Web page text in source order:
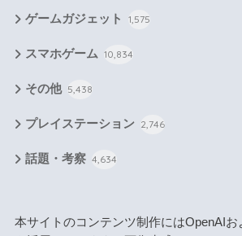
ゲームガジェット 1,575
スマホゲーム 10,834
その他 5,438
プレイステーション 2,746
話題・考察 4,634
本サイトのコンテンツ制作にはOpenAI